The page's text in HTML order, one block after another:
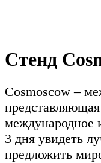
Стенд
Cosmoscow –
международное
3 дня увидеть
предложить